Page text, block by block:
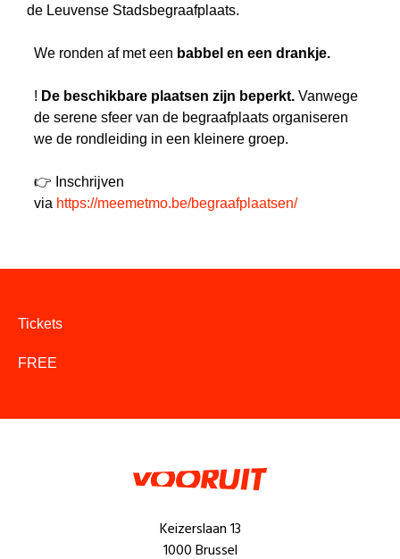
de Leuvense Stadsbegraafplaats.
We ronden af met een babbel en een drankje.
! De beschikbare plaatsen zijn beperkt. Vanwege
de serene sfeer van de begraafplaats organiseren
we de rondleiding in een kleinere groep.
👉 Inschrijven
via https://meemetmo.be/begraafplaatsen/
Tickets
FREE
Keizerslaan 13
1000 Brussel